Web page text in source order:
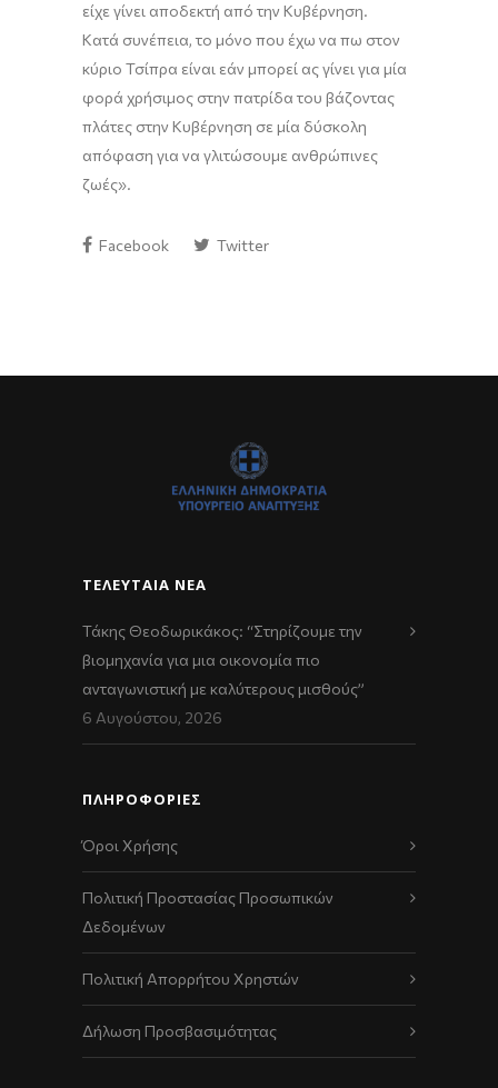
είχε γίνει αποδεκτή από την Κυβέρνηση.
Κατά συνέπεια, το μόνο που έχω να πω στον
κύριο Τσίπρα είναι εάν μπορεί ας γίνει για μία
φορά χρήσιμος στην πατρίδα του βάζοντας
πλάτες στην Κυβέρνηση σε μία δύσκολη
απόφαση για να γλιτώσουμε ανθρώπινες
ζωές».
Facebook Twitter
ΤΕΛΕΥΤΑΊΑ ΝΈΑ
Τάκης Θεοδωρικάκος: “Στηρίζουμε την
βιομηχανία για μια οικονομία πιο
ανταγωνιστική με καλύτερους μισθούς”
6 Αυγούστου, 2026
ΠΛΗΡΟΦΟΡΙΕΣ
Όροι Χρήσης
Πολιτική Προστασίας Προσωπικών
Δεδομένων
Πολιτική Απορρήτου Χρηστών
Δήλωση Προσβασιμότητας